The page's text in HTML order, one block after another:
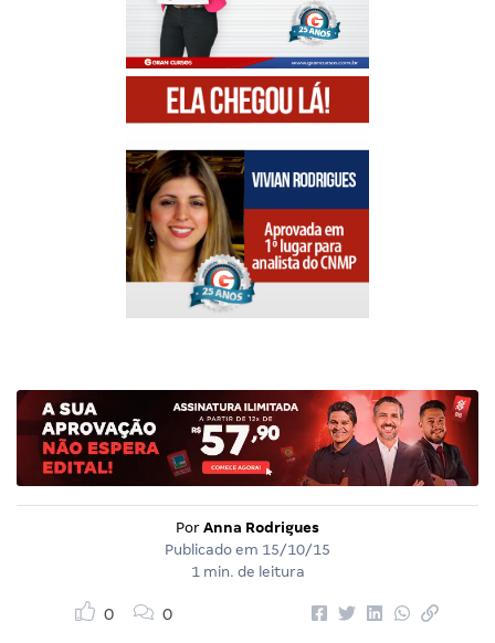
Por Anna Rodrigues
Publicado em 15/10/15
1 min. de leitura
0 0